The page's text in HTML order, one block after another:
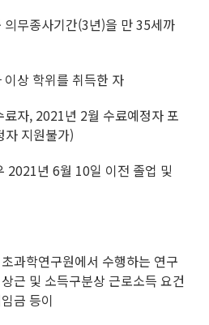
무종사기간(3년)을 만 35세까
상 학위를 취득한 자
자, 2021년 2월 수료예정자 포
지원불가)
년 6월 10일 이전 졸업 및
과학연구원에서 수행하는 연구
근 및 소득구분상 근로소득 요건
금 등이